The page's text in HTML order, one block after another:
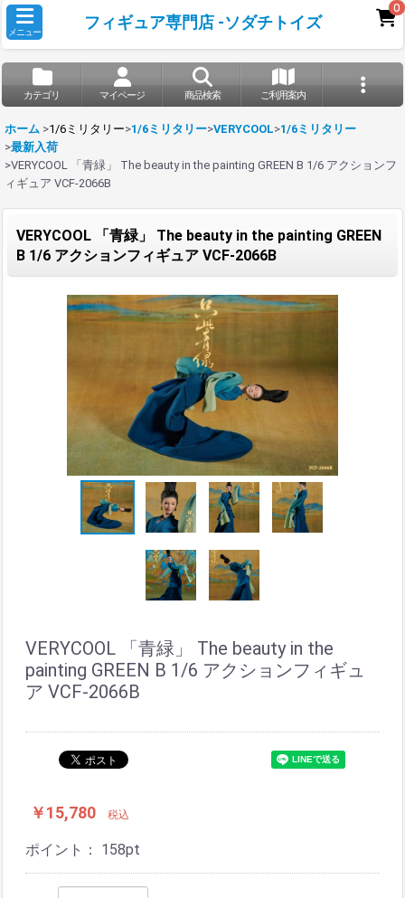
メニュー
フィギュア専門店 -ソダチトイズ
0
カテゴリ マイページ 商品検索 ご利用案内
ホーム >1/6ミリタリー>1/6ミリタリー>VERYCOOL>1/6ミリタリー
>最新入荷
>VERYCOOL 「青緑」 The beauty in the painting GREEN B 1/6 アクションフ
ィギュア VCF-2066B
VERYCOOL 「青緑」 The beauty in the painting GREEN
B 1/6 アクションフィギュア VCF-2066B
VERYCOOL 「青緑」 The beauty in the
painting GREEN B 1/6 アクションフィギュ
ア VCF-2066B
￥15,780 税込
ポイント： 158pt